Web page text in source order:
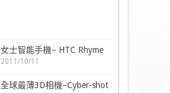
女士智能手機– HTC Rhyme
2011/10/11
全球最薄3D相機–Cyber-shot